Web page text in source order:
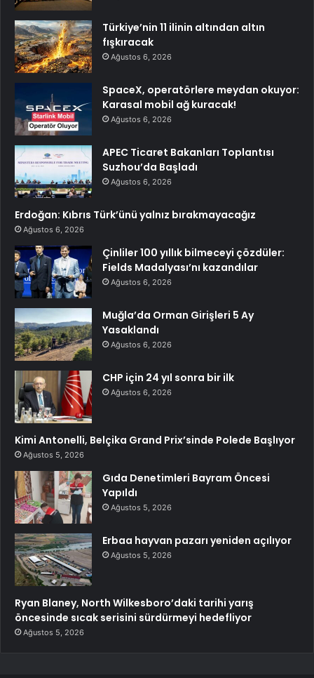
Türkiye’nin 11 ilinin altından altın
fışkıracak
Ağustos 6, 2026
SpaceX, operatörlere meydan okuyor:
Karasal mobil ağ kuracak!
Ağustos 6, 2026
APEC Ticaret Bakanları Toplantısı
Suzhou’da Başladı
Ağustos 6, 2026
Erdoğan: Kıbrıs Türk’ünü yalnız bırakmayacağız
Ağustos 6, 2026
Çinliler 100 yıllık bilmeceyi çözdüler:
Fields Madalyası’nı kazandılar
Ağustos 6, 2026
Muğla’da Orman Girişleri 5 Ay
Yasaklandı
Ağustos 6, 2026
CHP için 24 yıl sonra bir ilk
Ağustos 6, 2026
Kimi Antonelli, Belçika Grand Prix’sinde Polede Başlıyor
Ağustos 5, 2026
Gıda Denetimleri Bayram Öncesi
Yapıldı
Ağustos 5, 2026
Erbaa hayvan pazarı yeniden açılıyor
Ağustos 5, 2026
Ryan Blaney, North Wilkesboro’daki tarihi yarış
öncesinde sıcak serisini sürdürmeyi hedefliyor
Ağustos 5, 2026